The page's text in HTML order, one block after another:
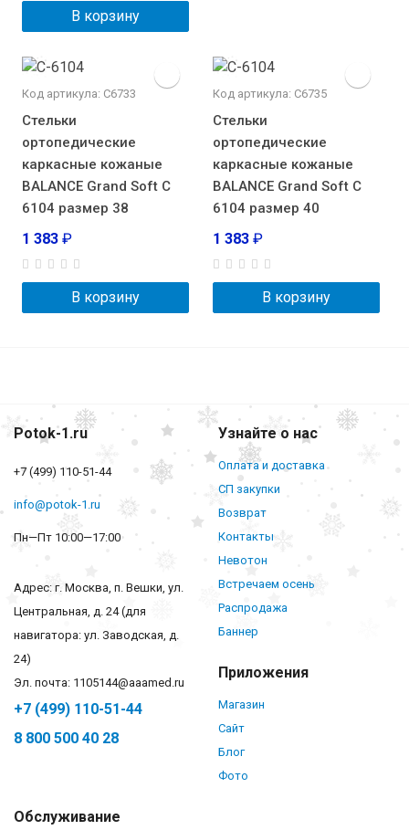
В корзину
Код артикула: С6733
Стельки
ортопедические
каркасные кожаные
BALANCE Grand Soft С
6104 размер 38
1 383 ₽
В корзину
Код артикула: С6735
Стельки
ортопедические
каркасные кожаные
BALANCE Grand Soft С
6104 размер 40
1 383 ₽
В корзину
Potok-1.ru
+7 (499) 110-51-44
info@potok-1.ru
Пн—Пт 10:00—17:00
Адрес: г. Москва, п. Вешки, ул.
Центральная, д. 24 (для
навигатора: ул. Заводская, д.
24)
Эл. почта: 1105144@aaamed.ru
+7 (499) 110-51-44
8 800 500 40 28
Узнайте о нас
Оплата и доставка
СП закупки
Возврат
Контакты
Невотон
Встречаем осень
Распродажа
Баннер
Приложения
Магазин
Сайт
Блог
Фото
Обслуживание